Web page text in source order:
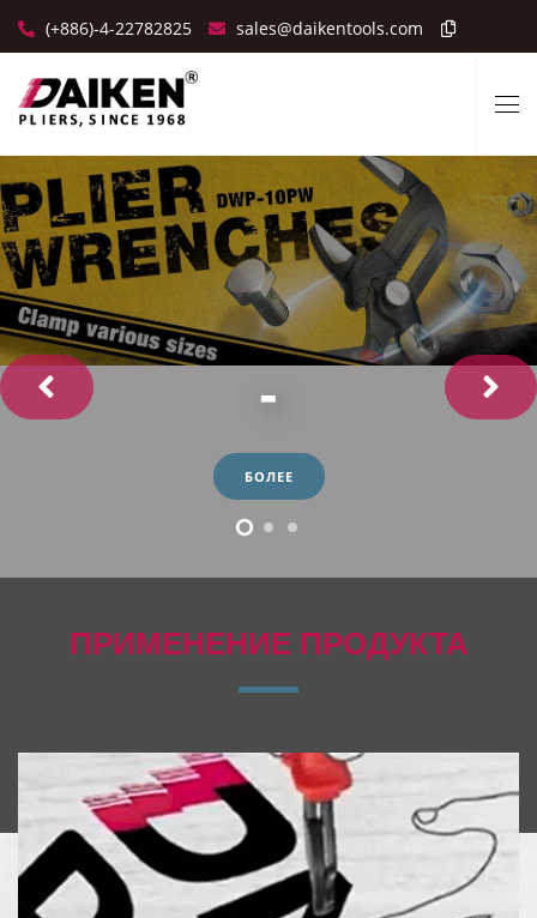
(+886)-4-22782825 sales@daikentools.com
-
БОЛЕЕ
-
БОЛЕЕ
-
БОЛЕЕ
 
Горячий продукт
ПРИМЕНЕНИЕ ПРОДУКТА